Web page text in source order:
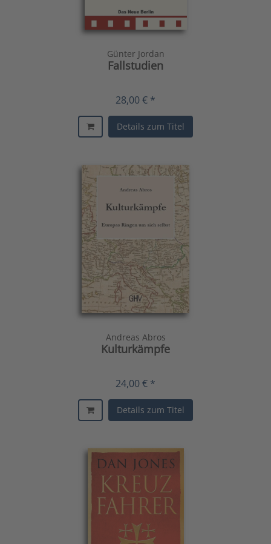
Günter Jordan
Fallstudien
28,00 € *
Details zum Titel
Andreas Abros
Kulturkämpfe
24,00 € *
Details zum Titel